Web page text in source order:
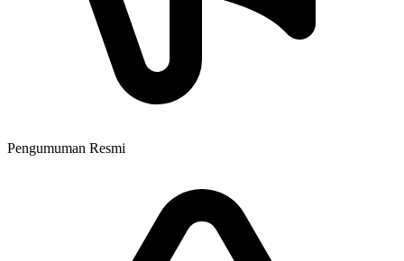
Pengumuman Resmi